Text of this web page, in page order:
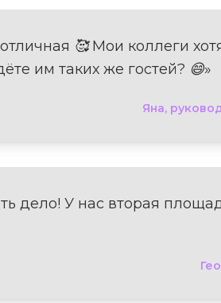
🥰 Мои коллеги
им таких же гостей? 😄»
Яна,
дело! У нас вторая